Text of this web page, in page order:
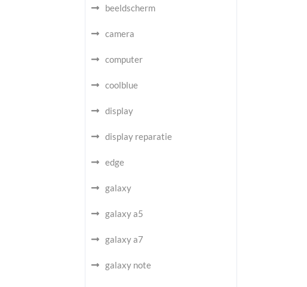
beeldscherm
camera
computer
coolblue
display
display reparatie
edge
galaxy
galaxy a5
galaxy a7
galaxy note